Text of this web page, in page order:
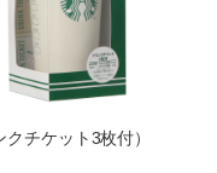
チケット3枚付）